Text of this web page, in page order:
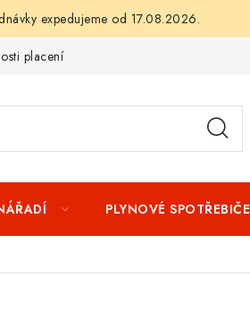
expedujeme od 17.08.2026.
placení
PLYNOVÉ SPOTŘEBIČE